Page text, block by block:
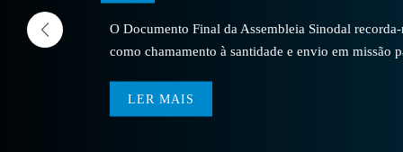
O Documento Final da Assembleia Sinodal
como chamamento à santidade e envio em missão
LER MAIS